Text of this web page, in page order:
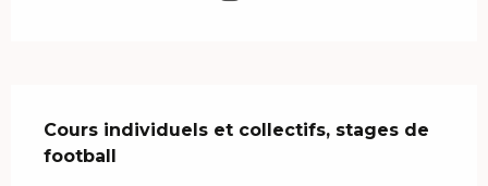
Cours individuels et collectifs, stages de
football